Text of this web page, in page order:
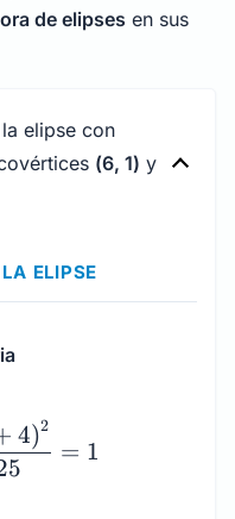
de elipses en sus
elipse con
(6, 1) y
ELIPSE
-
4)2
= 1